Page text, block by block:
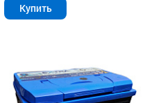
Купить